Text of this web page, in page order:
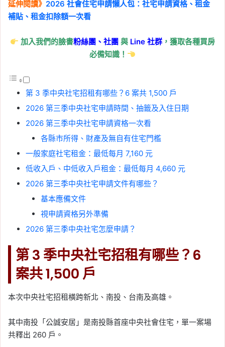
延伸閱讀》 2026 社會住宅申請懶人包：社宅申請資格、租金
補貼、租金扣除額一次看
加入我們的臉書粉絲團、社團與 Line社群 ，獲取各種買房
必備知識！
第 3 季中央社宅招租有哪些？6 案共 1,500 戶
2026 第三季中央社宅申請時間、抽籤及入住日期
2026 第三季中央社宅申請資格一次看
各縣市所得、財產及無自有住宅門檻
一般家庭社宅租金：最低每月 7,160 元
低收入戶、中低收入戶租金：最低每月 4,660 元
2026 第三季中央社宅申請文件有哪些？
基本應備文件
視申請資格另外準備
2026 第三季中央社宅怎麼申請？
第 3 季中央社宅招租有哪些？6
案共 1,500 戶
本次中央社宅招租橫跨新北、南投、台南及高雄。
其中南投「公誠安居」是南投縣首座中央社會住宅，單一案場
共釋出 260 戶。